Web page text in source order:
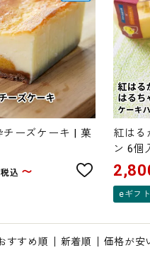
チーズケーキ | 菓
税込 〜
紅はる
ン 6個
eギフト
すすめ順 新着順 価格が安